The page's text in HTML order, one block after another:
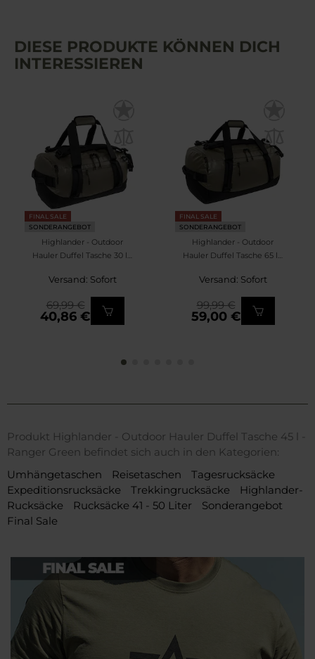
DIESE PRODUKTE KÖNNEN DICH
INTERESSIEREN
FINAL SALE
SONDERANGEBOT
Highlander - Outdoor
Hauler Duffel Tasche 30 l -
Versand: Sofort
40,86 €
69,99 €
FINAL SALE
SONDERANGEBOT
Highlander - Outdoor
Hauler Duffel Tasche 65 l -
Versand: Sofort
59,00 €
99,99 €
Produkt Highlander - Outdoor Hauler Duffel Tasche 45 l -
Ranger Green befindet sich auch in den Kategorien:
Umhängetaschen
Reisetaschen
Tagesrucksäcke
Expeditionsrucksäcke
Trekkingrucksäcke
Highlander-
Rucksäcke
Rucksäcke 41 - 50 Liter
Sonderangebot
Final Sale